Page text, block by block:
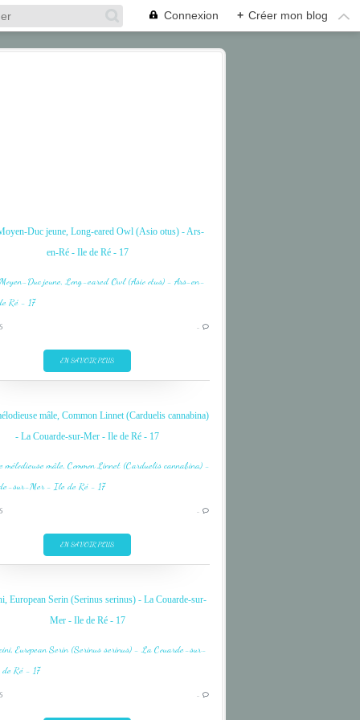
Connexion + Créer mon blog
BIRD
Duc jeune, Long-eared Owl (Asio otus) - Ars-
en-Ré - Ile de Ré - 17
…
EN SAVOIR PLUS
mâle, Common Linnet (Carduelis cannabina)
- La Couarde-sur-Mer - Ile de Ré - 17
…
EN SAVOIR PLUS
BIRD
European Serin (Serinus serinus) - La Couarde-sur-
Mer - Ile de Ré - 17
…